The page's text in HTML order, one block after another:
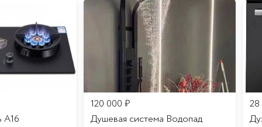
A16
120 000 ₽
Душевая система Водопад